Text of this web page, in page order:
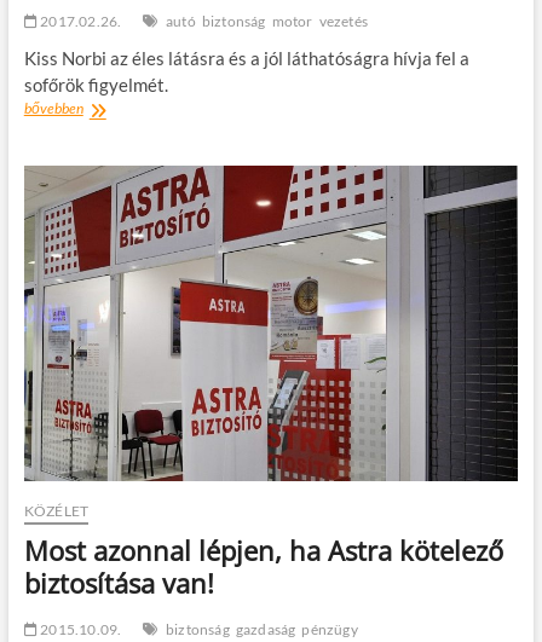
2017.02.26. autó biztonság motor vezetés
Kiss Norbi az éles látásra és a jól láthatóságra hívja fel a
sofőrök figyelmét.
bővebbenJól
látszódsz?
KÖZÉLET
Most azonnal lépjen, ha Astra kötelező
biztosítása van!
2015.10.09. biztonság gazdaság pénzügy